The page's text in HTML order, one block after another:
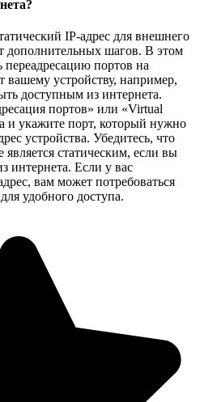
IP-адрес для внешнего
дополнительных шагов. В этом
переадресацию портов на
вашему устройству, например,
доступным из интернета.
портов» или «Virtual
и укажите порт, который нужно
устройства. Убедитесь, что
статическим, если вы
интернета. Если у вас
вам может потребоваться
удобного доступа.